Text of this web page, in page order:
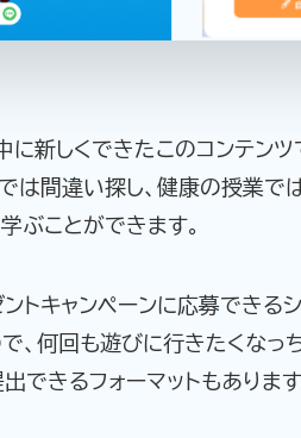
新しくできたこのコンテンツ
間違い探し、健康の授業で
ぶことができます。
キャンペーンに応募できる
、何回も遊びに行きたくなっ
できるフォーマットもありま